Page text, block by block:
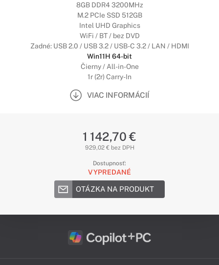
8GB DDR4 3200MHz
M.2 PCIe SSD 512GB
Intel UHD Graphics
WiFi / BT / bez DVD
Zadné: USB 2.0 / USB 3.2 / USB-C 3.2 / LAN / HDMI
Win11H 64-bit
Čierny / All-in-One
1r (2r) Carry-In
VIAC INFORMÁCIÍ
1 142,70 €
929,02 € bez DPH
Dostupnosť:
VYPREDANÉ
OTÁZKA NA PRODUKT